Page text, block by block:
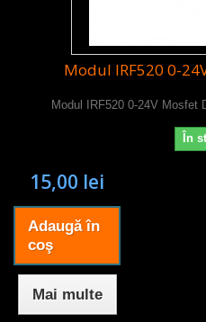
Modul IRF520 0-
Modul IRF520 0-24V Mosfet
În
15,00 lei
Adaugă în
coş
Mai multe